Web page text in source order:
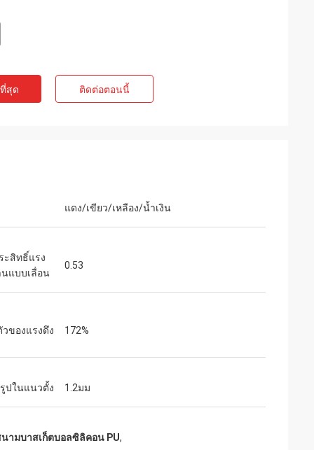
สุด ติดต่อตอนนี้
แดง/เขียว/เหลือง/น้ำเงิน
ะสิทธิ์แรง
นแบบเลื่อน
0.53
ของแรงดึง 172%
ปในแนวตั้ง 1.2มม
ามบาสเก็ตบอลซิลิคอน PU,